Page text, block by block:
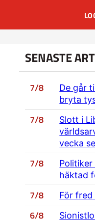
SENASTE
7/8
De går
bryta
7/8
Slott i
vecka
7/8
häktad
7/8 För fred
6/8